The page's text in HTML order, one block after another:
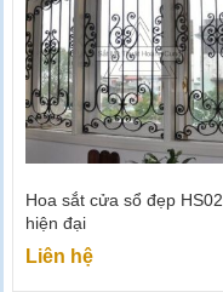
Hoa sắt cửa sổ đẹp HS02
hiện đại
Liên hệ